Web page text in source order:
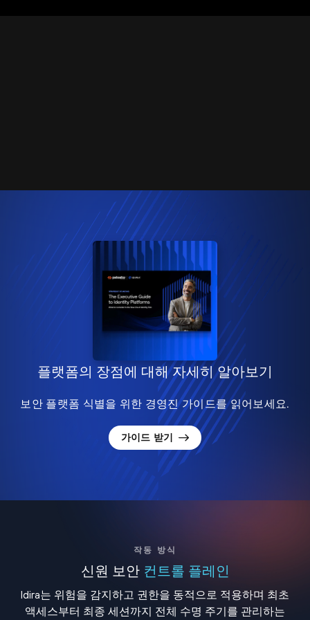
플랫폼의 장점에 대해 자세히 알아보기
보안 플랫폼 식별을 위한 경영진 가이드를 읽어보세요.
가이드 받기
작동 방식
신원 보안 컨트롤 플레인
Idira는 위험을 감지하고 권한을 동적으로 적용하며 최초
액세스부터 최종 세션까지 전체 수명 주기를 관리하는